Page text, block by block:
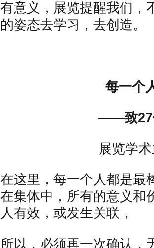
有意义，展览提醒我们，
的姿态去学习，去创造。
每一个
——致27
展览学
在这里，每一个人都是最
在集体中，所有的意义和
人有效，或发生关联，
所以，必须再一次确认，